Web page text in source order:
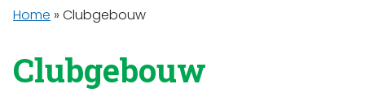
Home » Clubgebouw
Clubgebouw